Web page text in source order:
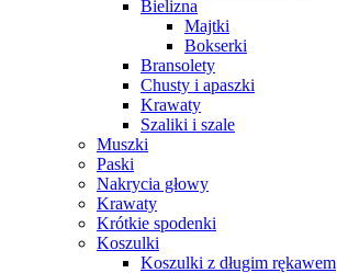
Bielizna
Majtki
Bokserki
Bransolety
Chusty i apaszki
Krawaty
Szaliki i szale
Muszki
Paski
Nakrycia głowy
Krawaty
Krótkie spodenki
Koszulki
Koszulki z długim rękawem